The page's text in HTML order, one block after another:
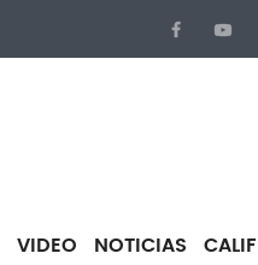
VIDEO NOTICIAS